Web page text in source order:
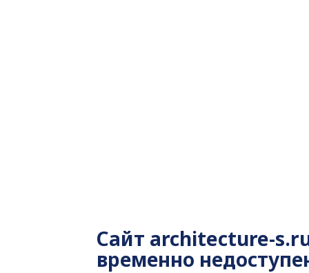
Сайт architecture-
временно